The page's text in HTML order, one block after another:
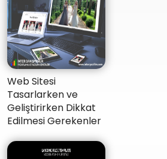
Web Sitesi
Tasarlarken ve
Geliştirirken Dikkat
Edilmesi Gerekenler